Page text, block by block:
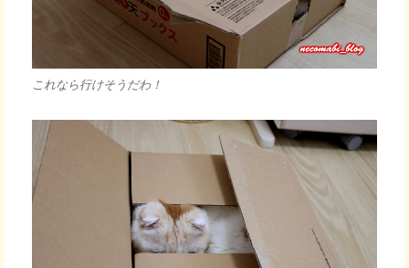
これなら行けそうだわ！